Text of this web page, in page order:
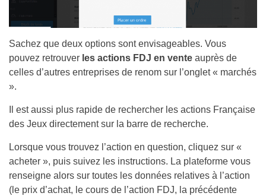
Sachez que deux options sont envisageables. Vous
pouvez retrouver les actions FDJ en vente auprès de
celles d’autres entreprises de renom sur l’onglet « marchés
».
Il est aussi plus rapide de rechercher les actions Française
des Jeux directement sur la barre de recherche.
Lorsque vous trouvez l’action en question, cliquez sur «
acheter », puis suivez les instructions. La plateforme vous
renseigne alors sur toutes les données relatives à l’action
(le prix d’achat, le cours de l’action FDJ, la précédente